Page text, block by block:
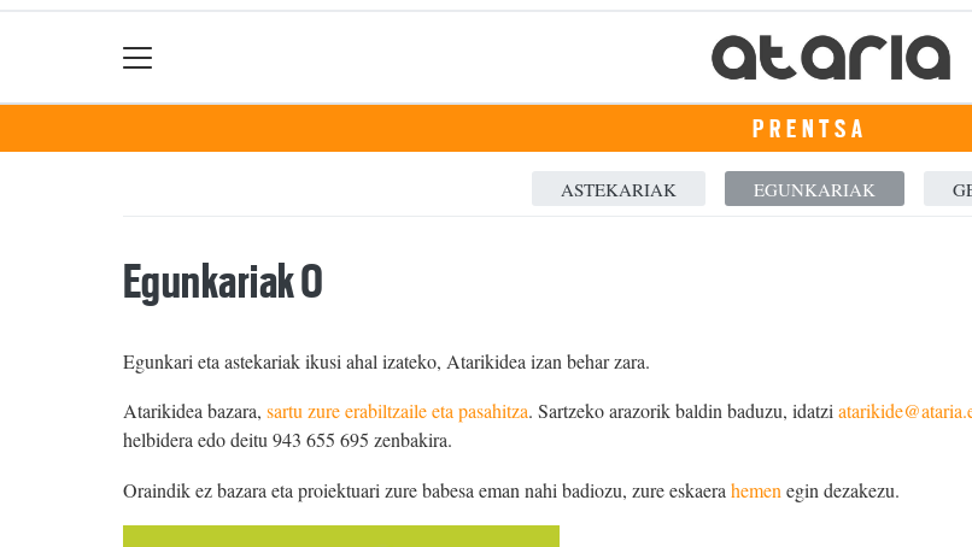
PRENTSA
ASTEKARIAK EGUNKARIAK
Egunkariak 0
Egunkari eta astekariak ikusi ahal izateko, Atarikidea izan behar zara.
Atarikidea bazara, sartu zure erabiltzaile eta pasahitza. Sartzeko arazorik baldin baduzu, idatzi
helbidera edo deitu 943 655 695 zenbakira.
Oraindik ez bazara eta proiektuari zure babesa eman nahi badiozu, zure eskaera hemen egin dezakezu.